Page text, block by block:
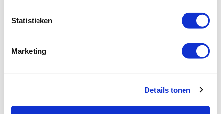
Statistieken
Marketing
Details tonen
provider for obtaining reviews. Trusted Shops has taken
steps to ensure that these are genuine reviews.More